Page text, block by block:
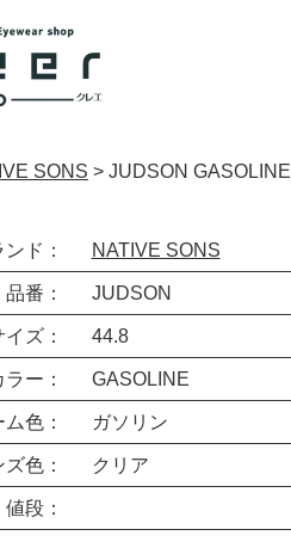
SONS > JUDSON GASOLINE
ド： NATIVE SONS
品番： JUDSON
イズ： 44.8
ラー： GASOLINE
色： ガソリン
ズ色： クリア
値段：